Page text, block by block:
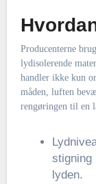
Producenterne
lydisolerende
handler ikke kun
måden, luften
rengøringen til en
stigning
lyden.